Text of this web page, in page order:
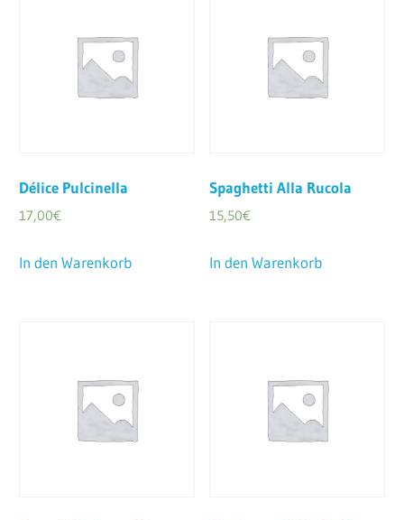
Délice Pulcinella
17,00€
In den Warenkorb
Spaghetti Alla Rucola
15,50€
In den Warenkorb